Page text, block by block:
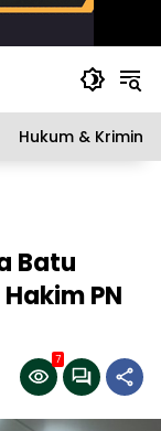
Hukum & Kriminal
Batu
PN
7